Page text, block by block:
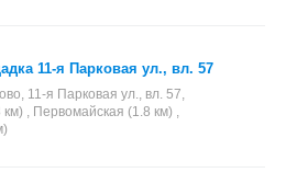
11-я Парковая ул., вл. 57
11-я Парковая ул., вл. 57,
, Первомайская (1.8 км) ,